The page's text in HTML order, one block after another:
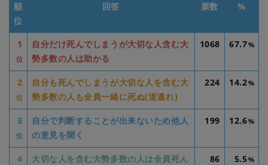
順
位
回答 票数 %
1
位
自分だけ死んでしまうが大切な人含む大
勢多数の人は助かる
1068 67.7%
2
位
自分も死んでしまうが大切な人を含む大
勢多数の人も全員一緒に死ぬ(道連れ)
224 14.2%
3
位
自分で判断することが出来ないため他人
の意見を聞く
199 12.6%
4
大切な人を含む大勢多数の人は全員死ん
86 5.5%